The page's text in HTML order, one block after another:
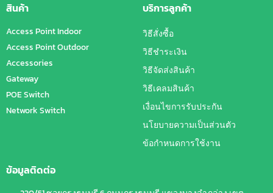
สินค้า
Access Point Indoor
Access Point Outdoor
Accessories
Gateway
POE Switch
Network Switch
บริการลูกค้า
วิธีสั่งซื้อ
วิธีชำระเงิน
วิธีจัดส่งสินค้า
วิธีเคลมสินค้า
เงื่อนไขการรับประกัน
นโยบายความเป็นส่วนตัว
ข้อกำหนดการใช้งาน
ข้อมูลติดต่อ